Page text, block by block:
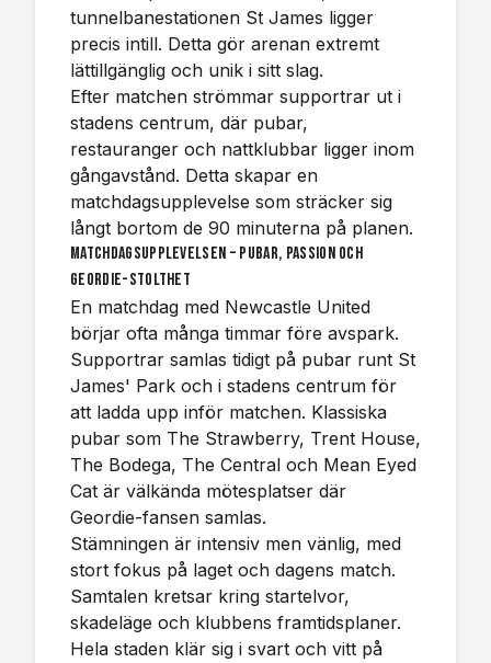
tunnelbanestationen St James ligger
precis intill. Detta gör arenan extremt
lättillgänglig och unik i sitt slag.
Efter matchen strömmar supportrar ut i
stadens centrum, där pubar,
restauranger och nattklubbar ligger inom
gångavstånd. Detta skapar en
matchdagsupplevelse som sträcker sig
långt bortom de 90 minuterna på planen.
Matchdagsupplevelsen – pubar, passion och
Geordie-stolthet
En matchdag med Newcastle United
börjar ofta många timmar före avspark.
Supportrar samlas tidigt på pubar runt St
James' Park och i stadens centrum för
att ladda upp inför matchen. Klassiska
pubar som The Strawberry, Trent House,
The Bodega, The Central och Mean Eyed
Cat är välkända mötesplatser där
Geordie-fansen samlas.
Stämningen är intensiv men vänlig, med
stort fokus på laget och dagens match.
Samtalen kretsar kring startelvor,
skadeläge och klubbens framtidsplaner.
Hela staden klär sig i svart och vitt på